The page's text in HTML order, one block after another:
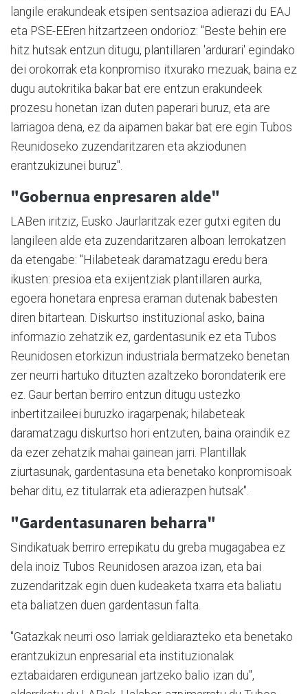
langile erakundeak etsipen sentsazioa adierazi du EAJ
eta PSE-EEren hitzartzeen ondorioz: "Beste behin ere
hitz hutsak entzun ditugu, plantillaren 'ardurari' egindako
dei orokorrak eta konpromiso itxurako mezuak, baina ez
dugu autokritika bakar bat ere entzun erakundeek
prozesu honetan izan duten paperari buruz, eta are
larriagoa dena, ez da aipamen bakar bat ere egin Tubos
Reunidoseko zuzendaritzaren eta akziodunen
erantzukizunei buruz".
"Gobernua enpresaren alde"
LABen iritziz, Eusko Jaurlaritzak ezer gutxi egiten du
langileen alde eta zuzendaritzaren alboan lerrokatzen
da etengabe: "Hilabeteak daramatzagu eredu bera
ikusten: presioa eta exijentziak plantillaren aurka,
egoera honetara enpresa eraman dutenak babesten
diren bitartean. Diskurtso instituzional asko, baina
informazio zehatzik ez, gardentasunik ez eta Tubos
Reunidosen etorkizun industriala bermatzeko benetan
zer neurri hartuko dituzten azaltzeko borondaterik ere
ez. Gaur bertan berriro entzun ditugu ustezko
inbertitzaileei buruzko iragarpenak; hilabeteak
daramatzagu diskurtso hori entzuten, baina oraindik ez
da ezer zehatzik mahai gainean jarri. Plantillak
ziurtasunak, gardentasuna eta benetako konpromisoak
behar ditu, ez titularrak eta adierazpen hutsak".
"Gardentasunaren beharra"
Sindikatuak berriro errepikatu du greba mugagabea ez
dela inoiz Tubos Reunidosen arazoa izan, eta bai
zuzendaritzak egin duen kudeaketa txarra eta baliatu
eta baliatzen duen gardentasun falta.
"Gatazkak neurri oso larriak geldiarazteko eta benetako
erantzukizun enpresarial eta instituzionalak
eztabaidaren erdigunean jartzeko balio izan du",